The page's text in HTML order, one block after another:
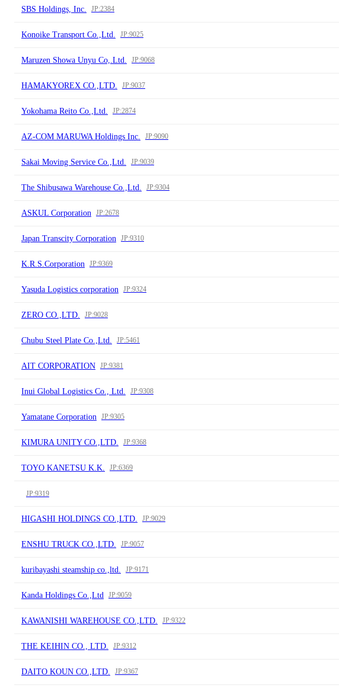
SBS Holdings, Inc. JP:2384
Konoike Transport Co.,Ltd. JP:9025
Maruzen Showa Unyu Co,.Ltd. JP:9068
HAMAKYOREX CO.,LTD. JP:9037
Yokohama Reito Co.,Ltd. JP:2874
AZ-COM MARUWA Holdings Inc. JP:9090
Sakai Moving Service Co.,Ltd. JP:9039
The Shibusawa Warehouse Co.,Ltd. JP:9304
ASKUL Corporation JP:2678
Japan Transcity Corporation JP:9310
K.R.S.Corporation JP:9369
Yasuda Logistics corporation JP:9324
ZERO CO.,LTD. JP:9028
Chubu Steel Plate Co.,Ltd. JP:5461
AIT CORPORATION JP:9381
Inui Global Logistics Co., Ltd. JP:9308
Yamatane Corporation JP:9305
KIMURA UNITY CO.,LTD. JP:9368
TOYO KANETSU K.K. JP:6369
JP:9319
HIGASHI HOLDINGS CO.,LTD. JP:9029
ENSHU TRUCK CO.,LTD. JP:9057
kuribayashi steamship co.,ltd. JP:9171
Kanda Holdings Co.,Ltd JP:9059
KAWANISHI WAREHOUSE CO.,LTD. JP:9322
THE KEIHIN CO., LTD. JP:9312
DAITO KOUN CO.,LTD. JP:9367